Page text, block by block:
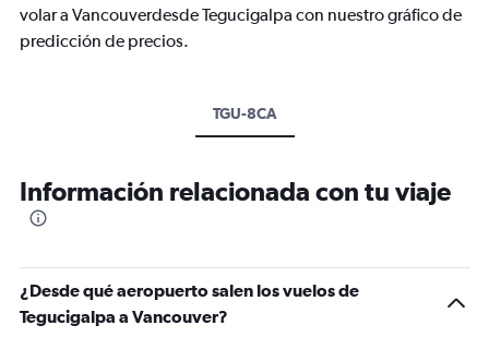
volar a Vancouverdesde Tegucigalpa con nuestro gráfico de
predicción de precios.
TGU-8CA
Información relacionada con tu viaje
¿Desde qué aeropuerto salen los vuelos de
Tegucigalpa a Vancouver?